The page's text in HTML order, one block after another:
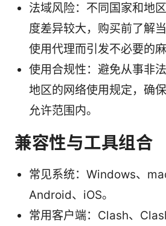
法域风险：不同国家和地
度差异较大，购买前了解
使用代理而引发不必要的麻
使用合规性：避免从事非
地区的网络使用规定，确
允许范围内。
兼容性与工具组合
常见系统：Windows、
Android、iOS。
常用客户端：Clash、